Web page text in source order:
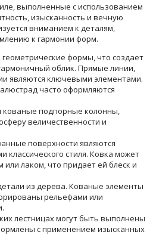
выполненные с использованием
изысканность и вечную
вниманием к деталям,
к гармонии форм.
геометрические формы, что создает
облик. Прямые линии,
являются ключевыми элементами.
часто оформляются
кованые подпорные колонны,
величественности и
поверхности являются
классического стиля. Ковка может
лаком, что придает ей блеск и
из дерева. Кованые элементы
рельефами или
лестницах могут быть выполнены
с применением изысканных